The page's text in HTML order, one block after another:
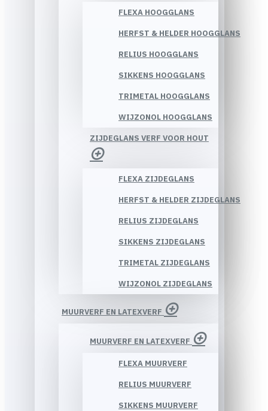
FLEXA HOOGGLANS
HERFST & HELDER HOOGGLANS
RELIUS HOOGGLANS
SIKKENS HOOGGLANS
TRIMETAL HOOGGLANS
WIJZONOL HOOGGLANS
ZIJDEGLANS VERF VOOR HOUT
FLEXA ZIJDEGLANS
HERFST & HELDER ZIJDEGLANS
RELIUS ZIJDEGLANS
SIKKENS ZIJDEGLANS
TRIMETAL ZIJDEGLANS
WIJZONOL ZIJDEGLANS
MUURVERF EN LATEXVERF
MUURVERF EN LATEXVERF
FLEXA MUURVERF
RELIUS MUURVERF
SIKKENS MUURVERF